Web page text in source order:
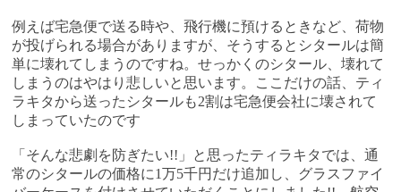
例えば宅急便で送る時や、飛行機に預けるときなど、荷物
が投げられる場合がありますが、そうするとシタールは簡
単に壊れてしまうのですね。せっかくのシタール、壊れて
しまうのはやはり悲しいと思います。ここだけの話、ティ
ラキタから送ったシタールも2割は宅急便会社に壊されて
しまっていたのです
「そんな悲劇を防ぎたい!!」と思ったティラキタでは、通
常のシタールの価格に1万5千円だけ追加し、グラスファイ